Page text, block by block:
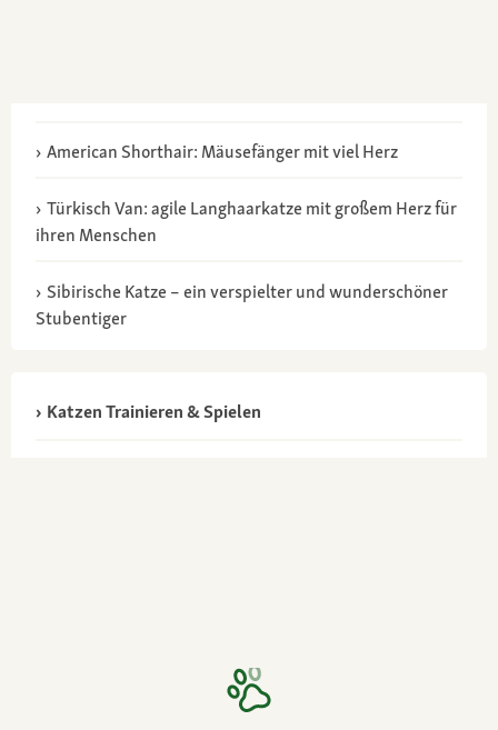
American Shorthair: Mäusefänger mit viel Herz
Türkisch Van: agile Langhaarkatze mit großem Herz für
ihren Menschen
Sibirische Katze – ein verspielter und wunderschöner
Stubentiger
Katzen Trainieren & Spielen